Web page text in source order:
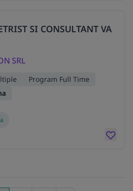
SI CONSULTANT VA
SRL
Program Full Time